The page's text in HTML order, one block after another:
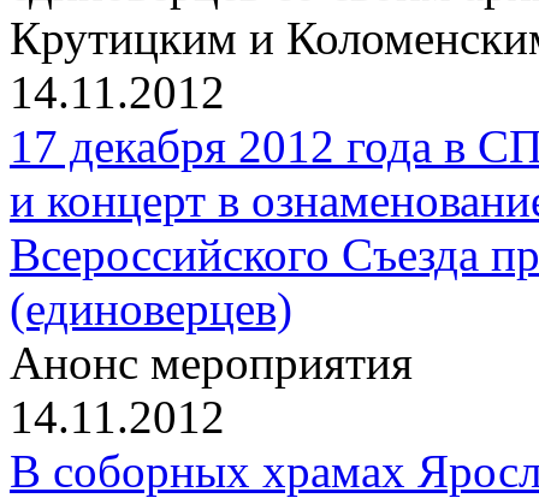
Крутицким и
14.11.2012
17 декабря 2012 года в
и концерт в
Всероссийского Съезда
(единоверцев)
Анонс мероприятия
14.11.2012
В соборных храмах